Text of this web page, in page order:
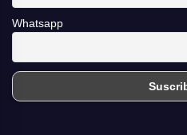
Whatsapp